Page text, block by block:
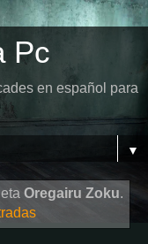
Pc
en español para
▼
Oregairu Zoku.